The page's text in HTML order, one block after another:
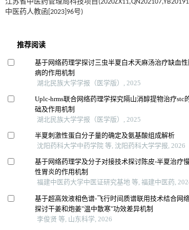
江苏省中医药管理局科技项目
中医药人教函[2023]96号)